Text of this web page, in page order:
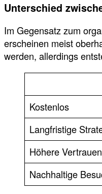
Unterschied
Im Gegensatz zum
erscheinen meist
werden, allerdings
Kostenlos
Langfristige
Höhere
Nachhaltige